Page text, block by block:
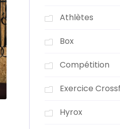
Athlètes
Box
Compétition
Exercice
Hyrox